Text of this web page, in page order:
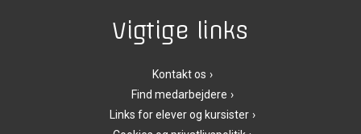
Vigtige links
Kontakt os
Find medarbejdere
Links for elever og kursister